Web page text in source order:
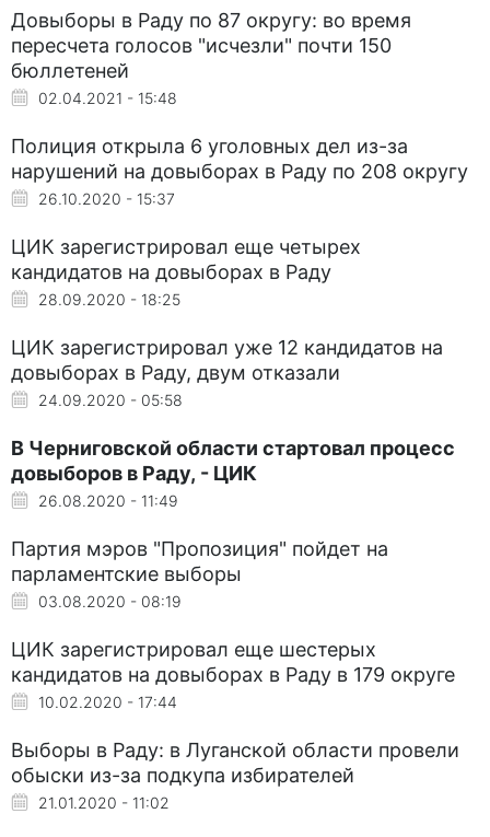
Довыборы в Раду по 87 округу: во время
пересчета голосов "исчезли" почти 150
бюллетеней
02.04.2021 - 15:48
Полиция открыла 6 уголовных дел из-за
нарушений на довыборах в Раду по 208 округу
26.10.2020 - 15:37
ЦИК зарегистрировал еще четырех
кандидатов на довыборах в Раду
28.09.2020 - 18:25
ЦИК зарегистрировал уже 12 кандидатов на
довыборах в Раду, двум отказали
24.09.2020 - 05:58
В Черниговской области стартовал процесс
довыборов в Раду, - ЦИК
26.08.2020 - 11:49
Партия мэров "Пропозиция" пойдет на
парламентские выборы
03.08.2020 - 08:19
ЦИК зарегистрировал еще шестерых
кандидатов на довыборах в Раду в 179 округе
10.02.2020 - 17:44
Выборы в Раду: в Луганской области провели
обыски из-за подкупа избирателей
21.01.2020 - 11:02